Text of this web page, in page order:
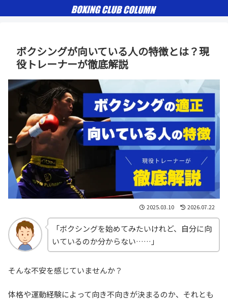
ボクシングが向いている人の特徴とは？現
役トレーナーが徹底解説
2025.03.10 2026.07.22
「ボクシングを始めてみたいけれど、自分に向
いているのか分からない……」
そんな不安を感じていませんか？
体格や運動経験によって向き不向きが決まるのか、それとも